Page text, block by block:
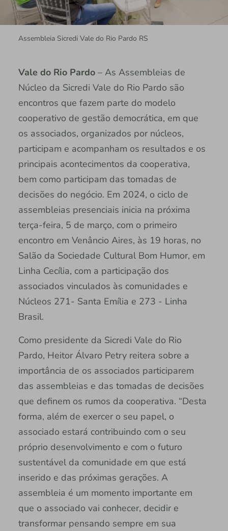
Assembleia Sicredi Vale do Rio Pardo RS
Vale do Rio Pardo– As Assembleias de
Núcleo da Sicredi Vale do Rio Pardo são
encontros que fazem parte do modelo
cooperativo de gestão democrática, em que
os associados, organizados por núcleos,
participam e acompanham os resultados e os
principais acontecimentos da cooperativa,
bem como participam das tomadas de
decisões do negócio. Em 2024, o ciclo de
assembleias presenciais inicia na próxima
terça-feira, 5 de março, com o primeiro
encontro em Venâncio Aires, às 19 horas, no
Salão da Sociedade Cultural Bom Humor, em
Linha Cecília, com a participação dos
associados vinculados às comunidades e
Núcleos 271- Santa Emília e 273 - Linha
Brasil.
Como presidente da Sicredi Vale do Rio
Pardo, Heitor Álvaro Petry reitera sobre a
importância de os associados participarem
das assembleias e das tomadas de decisões
que definem os rumos da cooperativa. “Desta
forma, além de exercer o seu papel, o
associado estará contribuindo com o seu
próprio desenvolvimento e com o futuro
sustentável da comunidade em que está
inserido e das próximas gerações. A
assembleia é um momento importante em
que o associado vai conhecer, decidir e
transformar pensando sempre em sua